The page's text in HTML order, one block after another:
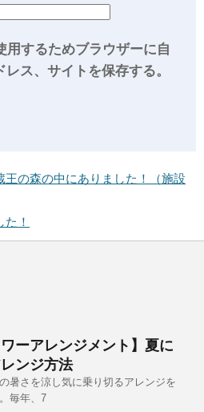
用するためブラウザーに自
ス、サイトを保存する。
王の森の中にありました！（施設
！
ワーアレンジメント】夏に
ンジ方法
暑さを涼し気に乗り切るアレンジを
毎年、7